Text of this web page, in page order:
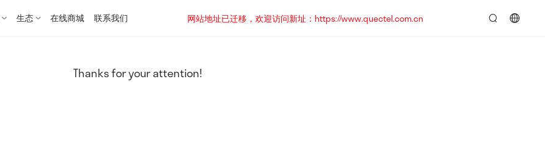
生态 在线商城 联系我们
网站地址已迁移，欢迎访问新址：https://www.quectel.com.cn
Thanks for your attention!